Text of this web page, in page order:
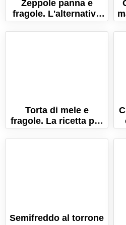
Zeppole panna e
fragole. L'alternativa
primaverile alla crema
pasticcera!
Torta di mele e
fragole. La ricetta per
farla sofficissima!
Semifreddo al torrone